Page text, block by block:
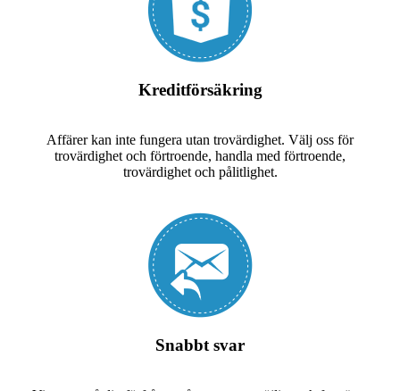
Kreditförsäkring
Affärer kan inte fungera utan trovärdighet. Välj oss för
trovärdighet och förtroende, handla med förtroende,
trovärdighet och pålitlighet.
Snabbt svar